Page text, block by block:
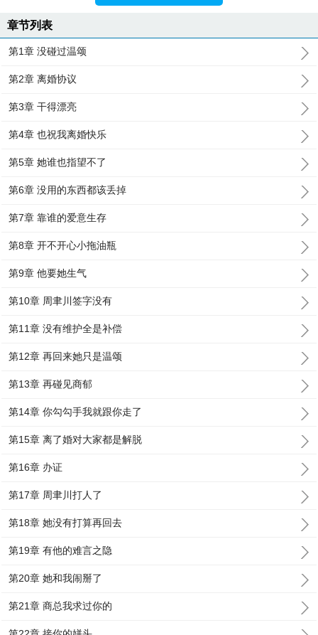
章节列表
第1章 没碰过温颂
第2章 离婚协议
第3章 干得漂亮
第4章 也祝我离婚快乐
第5章 她谁也指望不了
第6章 没用的东西都该丢掉
第7章 靠谁的爱意生存
第8章 开不开心小拖油瓶
第9章 他要她生气
第10章 周聿川签字没有
第11章 没有维护全是补偿
第12章 再回来她只是温颂
第13章 再碰见商郁
第14章 你勾勾手我就跟你走了
第15章 离了婚对大家都是解脱
第16章 办证
第17章 周聿川打人了
第18章 她没有打算再回去
第19章 有他的难言之隐
第20章 她和我闹掰了
第21章 商总我求过你的